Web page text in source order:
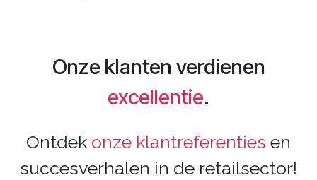
Onze klanten verdienen
excellentie.
Ontdek onze klantreferenties en
succesverhalen in de retailsector!